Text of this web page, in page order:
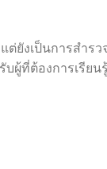
ยังเป็นการสำรว
ผู้ที่ต้องการเรียนรู้